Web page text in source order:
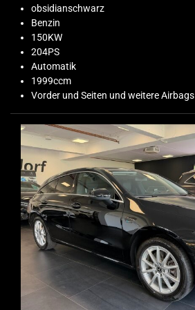
obsidianschwarz
Benzin
150KW
204PS
Automatik
1999ccm
Vorder und Seiten und weitere Airbags